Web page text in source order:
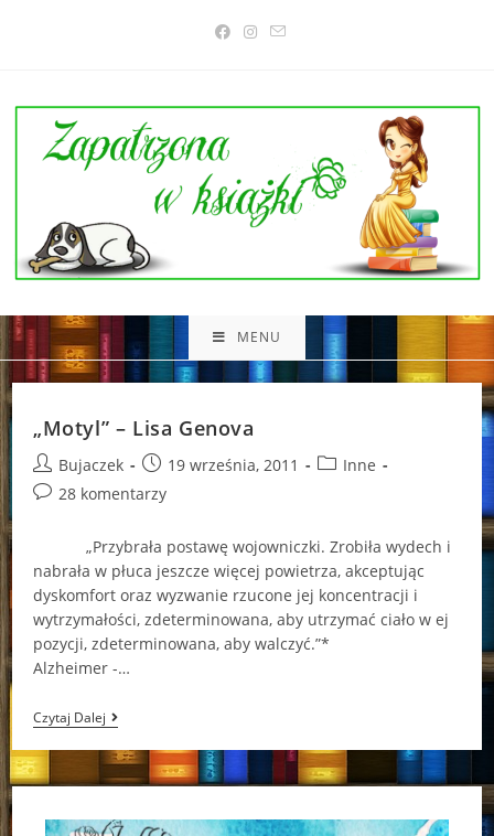
MENU
„Motyl” – Lisa Genova
Post
author:
Bujaczek
Post
published:
19 września, 2011
PostInne
Post28 komentarzy
„Przybrała postawę wojowniczki. Zrobiła wydech i
nabrała w płuca jeszcze więcej powietrza, akceptując
dyskomfort oraz wyzwanie rzucone jej koncentracji i
wytrzymałości, zdeterminowana, aby utrzymać ciało w ej
pozycji, zdeterminowana, aby walczyć.”*
Alzheimer -…
Czytaj Dalej„Motyl”
–
Lisa
Genova